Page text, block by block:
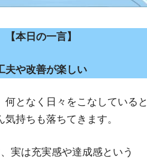
【本日の一言】
夫や改善が楽しい
何となく日々をこなしていると
気持ちも落ちてきます。
実は充実感や達成感という